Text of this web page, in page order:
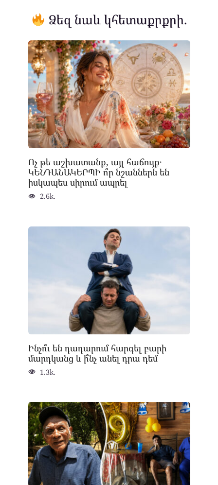
Ձեզ նաև կհետաքրքրի.
Ոչ թե աշխատանք, այլ հաճույք․
ԿԵՆԴԱՆԱԿԵՐՊԻ ո՞ր նշաններն են
իսկապես սիրում ապրել
2.6k.
Ինչո՞ւ են դադարում հարգել բարի
մարդկանց և ի՞նչ անել դրա դեմ
1.3k.